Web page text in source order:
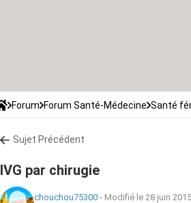
Forum Forum Santé-Médecine Santé
Sujet Précédent
IVG par chirugie
chouchou75300 - Modifié le 28 juin